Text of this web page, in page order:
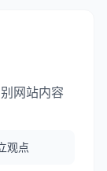
网站内容
观点